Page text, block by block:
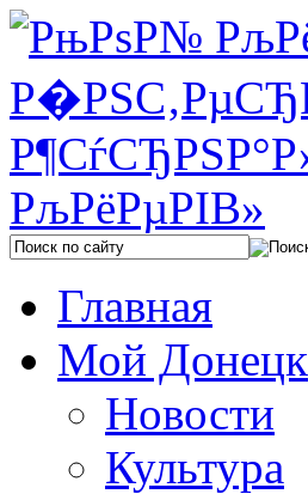
Главная
Мой Донецк
Новости
Культура